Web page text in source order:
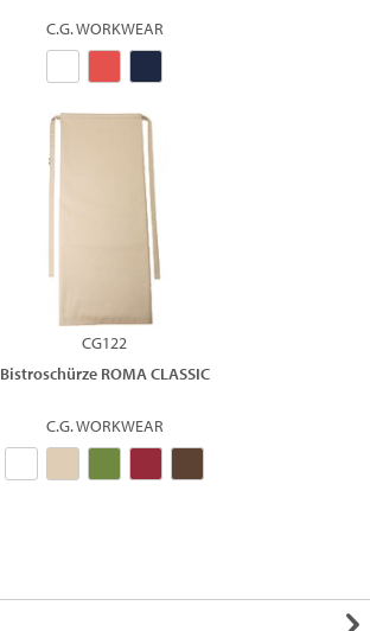
C.G. WORKWEAR
CG122
Bistroschürze ROMA CLASSIC
C.G. WORKWEAR